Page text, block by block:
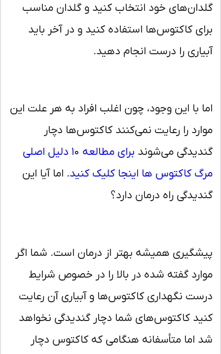
خود انتخاب کنید و گلدان مناسب
کاکتوس‌ها استفاده کنید و در آخر باید
را درست انجام دهید.
با این وجود، چون اغلب افراد به هر علت این
را رعایت نمی‌کنند کاکتوس‌ها دچار
می‌شوند
برای مطالعه ۱۰ دلیل اصلی
کاکتوس ها اینجا کلیک کنید.اما آیا این
راه درمان دارد؟
همیشه بهتر از درمان است. شما اگر
گفته شده در بالا را در خصوص شرایط
نگهداری کاکتوس‌ها و آبیاری آن رعایت
کاکتوس‌های شما دچار گندیدگی نخواهد
اما متأسفانه هنگامی که کاکتوس دچار